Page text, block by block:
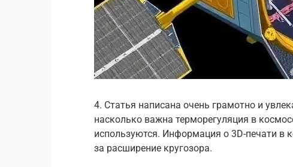
4. Статья написана очень грамотно и
насколько важна терморегуляция в
используются. Информация о 3D-печати в
за расширение кругозора.